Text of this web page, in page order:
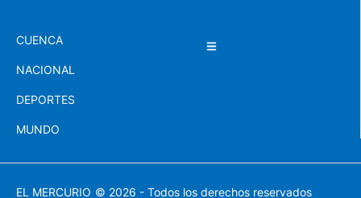
CUENCA
NACIONAL
DEPORTES
MUNDO
EL MERCURIO © 2026 - Todos los derechos reservados